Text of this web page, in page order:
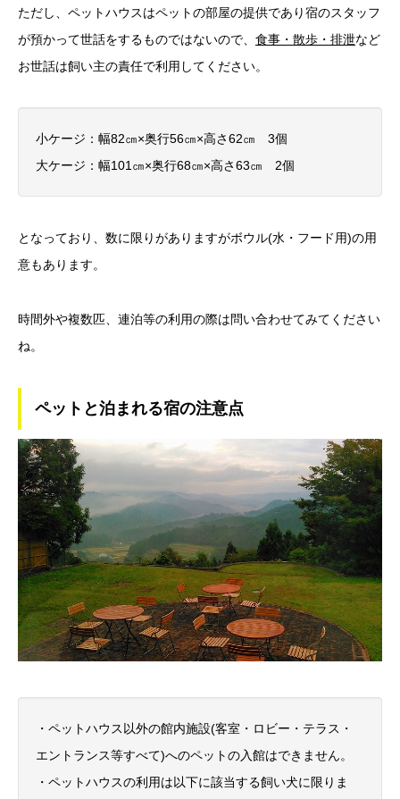
ただし、ペットハウスはペットの部屋の提供であり宿のスタッフ
が預かって世話をするものではないので、 食事・散歩・排泄など
お世話は飼い主の責任で利用してください。
小ケージ：幅82㎝×奥行56㎝×高さ62㎝ 3個
大ケージ：幅101㎝×奥行68㎝×高さ63㎝ 2個
となっており、数に限りがありますがボウル(水・フード用)の用
意もあります。
時間外や複数匹、連泊等の利用の際は問い合わせてみてください
ね。
ペットと泊まれる宿の注意点
・ペットハウス以外の館内施設(客室・ロビー・テラス・
エントランス等すべて)へのペットの入館はできません。
・ペットハウスの利用は以下に該当する飼い犬に限りま